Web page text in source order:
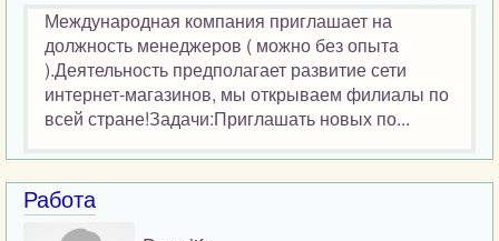
Международная компания приглашает на
должность менеджеров ( можно без опыта
).Деятельность предполагает развитие сети
интернет-магазинов, мы открываем филиалы по
всей стране!Задачи:Приглашать новых по...
Работа